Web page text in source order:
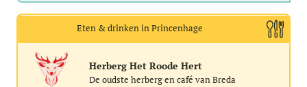
Eten & drinken in Princenhage
Herberg Het Roode Hert
De oudste herberg en café van Breda